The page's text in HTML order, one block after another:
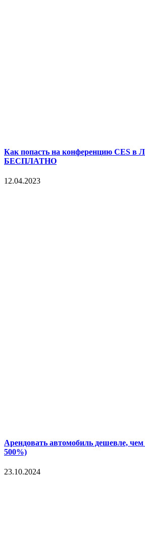
Как попасть на конференцию CES в
БЕСПЛАТНО
12.04.2023
Арендовать автомобиль дешевле,
500%)
23.10.2024